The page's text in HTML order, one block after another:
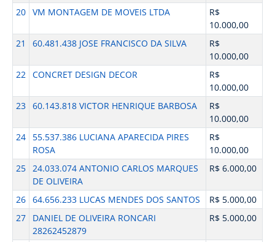
20 VM MONTAGEM DE MOVEIS LTDA
R$
10.000,00
21
60.481.438 JOSE FRANCISCO DA SILVA
R$
10.000,00
22 CONCRET DESIGN DECOR
R$
10.000,00
23 60.143.818 VICTOR HENRIQUE BARBOSA
R$
10.000,00
24
55.537.386 LUCIANA APARECIDA PIRES
ROSA
R$
10.000,00
25 24.033.074 ANTONIO CARLOS MARQUES
DE OLIVEIRA
R$ 6.000,00
26 64.656.233 LUCAS MENDES DOS SANTOS
R$ 5.000,00
27
DANIEL DE OLIVEIRA RONCARI
28262452879
R$ 5.000,00